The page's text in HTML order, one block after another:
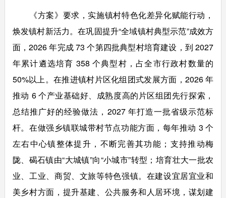
《方案》要求，实施镇村特色化差异化赋能行动，
焕发镇村新活力。在巩固提升“全域镇村典型示范”成效方
面，2026 年完成 73 个第四批典型村培育建设，到 2027
年累计遴选培育 358 个典型村，占全市行政村数量的
50%以上。在推进镇村片区化组团式发展方面，2026 年
推动 6 个产业基础好、成熟度高的片区组团先行探索，
总结推广好的经验做法，2027 年打造一批省级示范标
杆。在做强乡镇联城带村节点功能方面，每年推动 3 个
左右中心镇整体提升，不断完善其功能；支持推动梅
陇、碣石镇由“大城镇”向“小城市”转型；培育壮大一批农
业、工业、商贸、文旅等特色强镇。在建设宜居宜业和
美乡村方面，提升基建、公共服务和人居环境，谋划建